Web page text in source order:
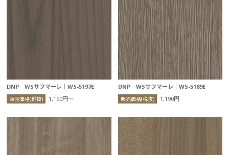
DNP WSサフマーレ｜WS-5197E
販売価格(税抜) 1,190円〜
DNP WSサフマーレ｜WS-5189E
販売価格(税抜) 1,190円